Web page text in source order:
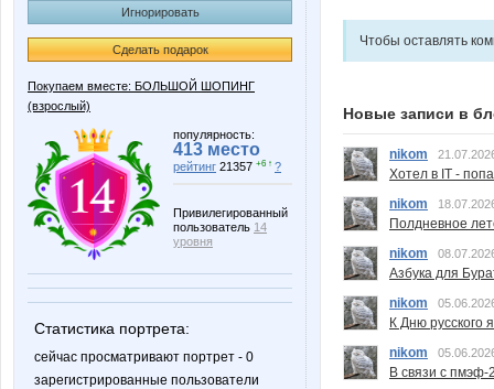
Игнорировать
Сделать подарок
Покупаем вместе: БОЛЬШОЙ ШОПИНГ
(взрослый)
популярность:
413 место
рейтинг 21357 +6 ↑ ?
Привилегированный
пользователь 14
уровня
Статистика портрета:
сейчас просматривают портрет - 0
зарегистрированные пользователи
Чтобы оставлять
Новые записи в
nikom
Хотел в IT -
nikom
Полдневное
nikom
Азбука для
nikom
К Дню русского
nikom
В связи с пмэф-